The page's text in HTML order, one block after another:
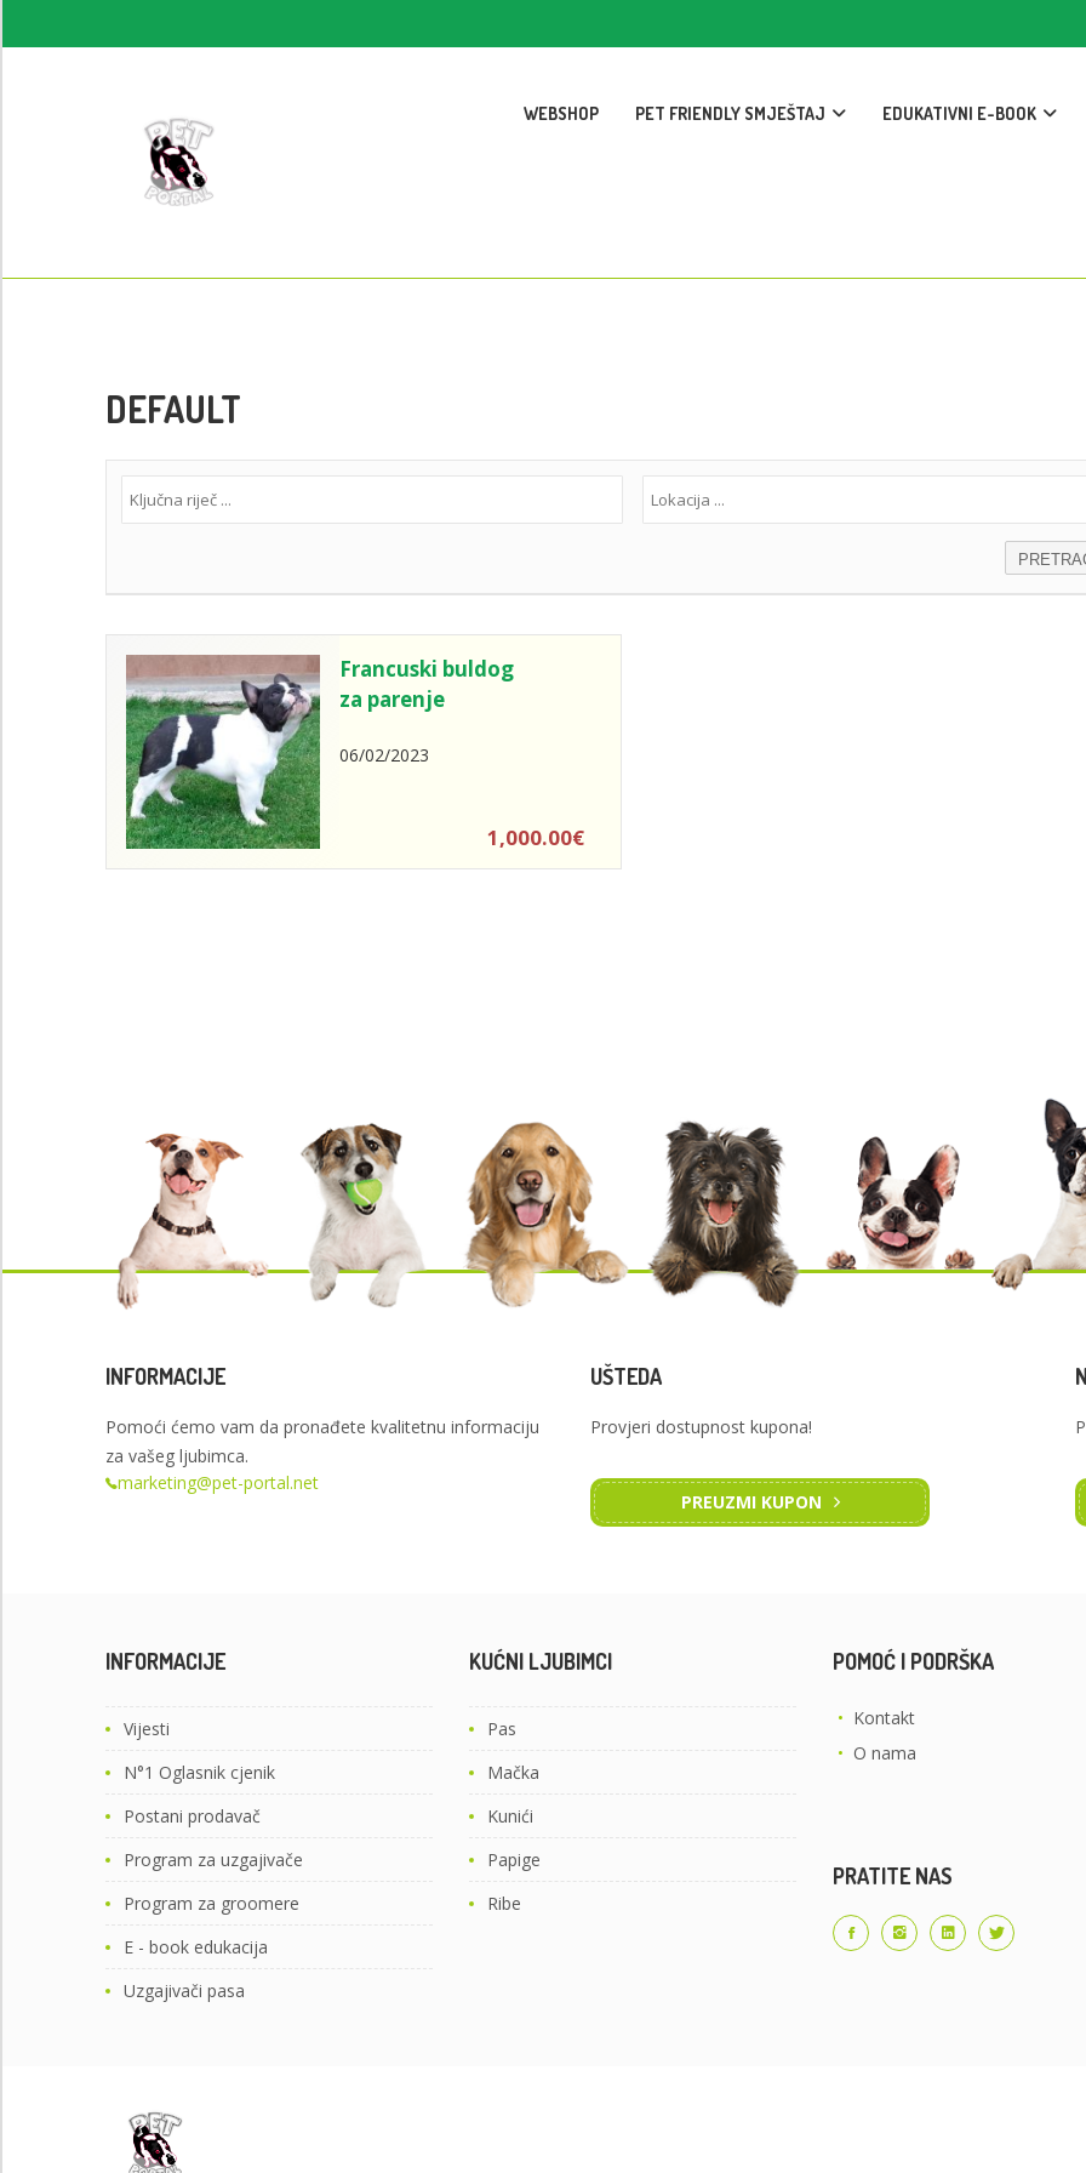
WEBSHOP PET FRIENDLY SMJEŠTAJ EDUKATIVNI E-BOOK
DEFAULT
Francuski buldog
za parenje
06/02/2023
1,000.00€
INFORMACIJE
Pomoći ćemo vam da pronađete kvalitetnu informaciju
za vašeg ljubimca.
marketing@pet-portal.net
UŠTEDA
Provjeri dostupnost kupona!
PREUZMI KUPON
INFORMACIJE
Vijesti
N°1 Oglasnik cjenik
Postani prodavač
Program za uzgajivače
Program za groomere
E - book edukacija
Uzgajivači pasa
KUĆNI LJUBIMCI
Pas
Mačka
Kunići
Papige
Ribe
POMOĆ I PODRŠKA
• Kontakt
• O nama
PRATITE NAS